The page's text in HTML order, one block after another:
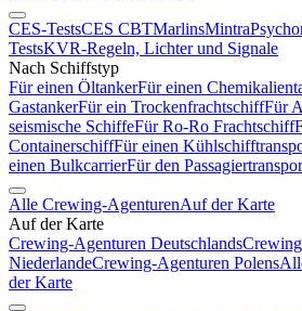
CES-TestsCES CBTMarlinsMintra
TestsKVR-Regeln, Lichter und Signale
Nach Schiffstyp
Für einen ÖltankerFür einen
GastankerFür ein TrockenfrachtschiffFür
seismische SchiffeFür Ro-Ro Frachtschiff
ContainerschiffFür einen
einen BulkcarrierFür den
Alle Crewing-AgenturenAuf der Karte
Auf der Karte
Crewing-Agenturen Deutschlands
NiederlandeCrewing-Agenturen Polens
der Karte